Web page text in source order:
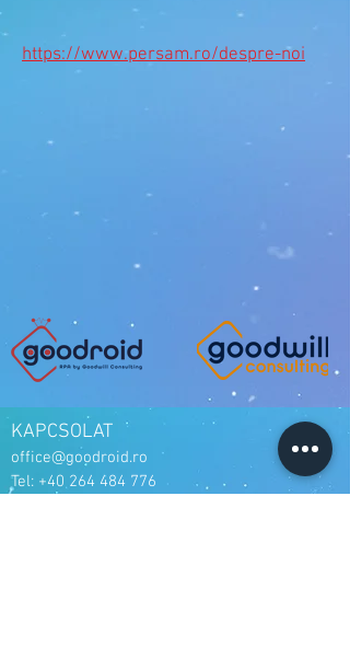
https://www.persam.ro/despre-noi
KAPCSOLAT
office@goodroid.ro
Tel: +40 264 484 776